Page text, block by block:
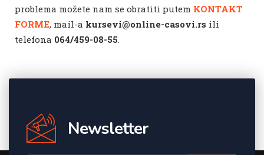
problema možete nam se obratiti putem KONTAKT
FORME, mail-a kursevi@online-casovi.rs ili
telefona 064/459-08-55.
Newsletter